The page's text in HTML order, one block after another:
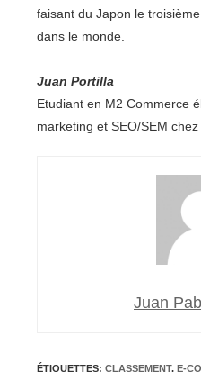
faisant du Japon le
dans le monde.
Juan Portilla
Etudiant en M2 Commerce
marketing et SEO/SEM
Juan
ÉTIQUETTES:CLASSEMENT, E-